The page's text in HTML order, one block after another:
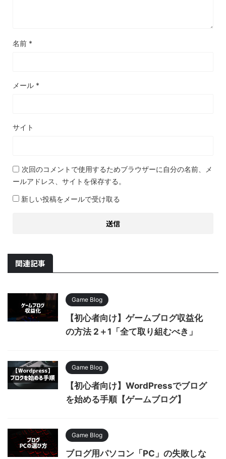
名前 *
メール *
サイト
次回のコメントで使用するためブラウザーに自分の名前、メ
ールアドレス、サイトを保存する。
新しい投稿をメールで受け取る
関連記事
Game Blog
【初心者向け】ゲームブログ収益化
の方法 2＋1「全て取り組むべき」
Game Blog
【初心者向け】WordPressでブログ
を始める手順【ゲームブログ】
Game Blog
ブログ用パソコン「PC」の失敗しな